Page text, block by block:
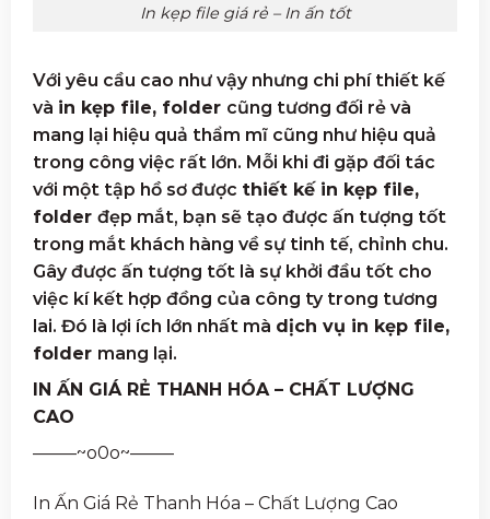
In kẹp file giá rẻ – In ấn tốt
Với yêu cầu cao như vậy nhưng chi phí thiết kế
và in kẹp file, folder cũng tương đối rẻ và
mang lại hiệu quả thẩm mĩ cũng như hiệu quả
trong công việc rất lớn. Mỗi khi đi gặp đối tác
với một tập hồ sơ được thiết kế in kẹp file,
folder đẹp mắt, bạn sẽ tạo được ấn tượng tốt
trong mắt khách hàng về sự tinh tế, chỉnh chu.
Gây được ấn tượng tốt là sự khởi đầu tốt cho
việc kí kết hợp đồng của công ty trong tương
lai. Đó là lợi ích lớn nhất mà dịch vụ in kẹp file,
folder mang lại.
IN ẤN GIÁ RẺ THANH HÓA – CHẤT LƯỢNG
CAO
——–~o0o~——–
In Ấn Giá Rẻ Thanh Hóa – Chất Lượng Cao